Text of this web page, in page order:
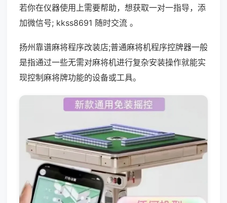
若你在仪器使用上需要帮助，想获取一对一指导，添
加微信号; kkss8691 随时交流 。
扬州靠谱麻将程序改装店;普通麻将机程序控牌器一般
是指通过一些无需对麻将机进行复杂安装操作就能实
现控制麻将牌功能的设备或工具。